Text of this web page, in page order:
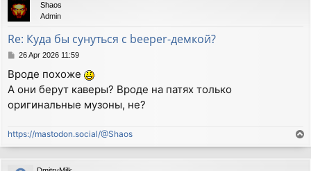
Shaos
Admin
Re: Куда бы сунуться с beeper-демкой?
P
s
26 Apr 2026 11:59
Вроде похоже
А они берут каверы? Вроде на патях только
оригинальные музоны, не?
https://mastodon.social/@Shaos
o
p